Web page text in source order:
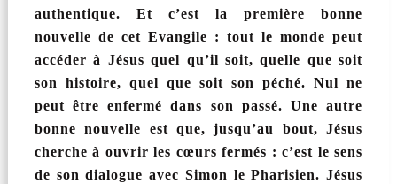
authentique. Et c’est la première bonne
nouvelle de cet Evangile : tout le monde peut
accéder à Jésus quel qu’il soit, quelle que soit
son histoire, quel que soit son péché. Nul ne
peut être enfermé dans son passé. Une autre
bonne nouvelle est que, jusqu’au bout, Jésus
cherche à ouvrir les cœurs fermés : c’est le sens
de son dialogue avec Simon le Pharisien. Jésus